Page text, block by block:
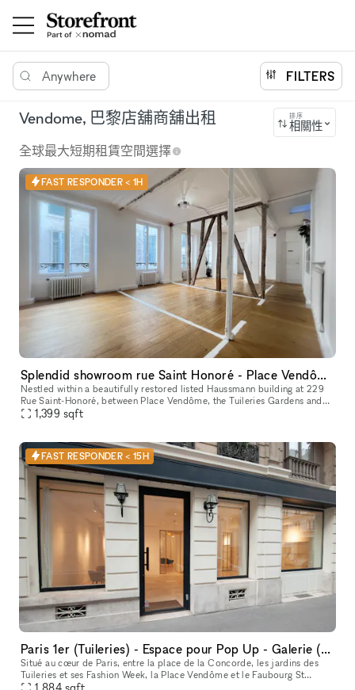
Anywhere FILTERS
Vendome, 巴黎店舖商舖出租 排序
相關性
全球最大短期租賃空間選擇
FAST RESPONDER < 1H
Splendid showroom rue Saint Honoré - Place Vendôme, in the heart of Paris fashion & culture district.
Nestled within a beautifully restored listed Haussmann building at 229
Rue Saint-Honoré, between Place Vendôme, the Tuileries Gardens and
the Louvre, 229LAB offers one of Paris' most prestigious addr
1,399 sqft
FAST RESPONDER < 15H
Paris 1er (Tuileries) - Espace pour Pop Up - Galerie (140 m2 + Sous sol 35 m2)
Situé au cœur de Paris, entre la place de la Concorde, les jardins des
Tuileries et ses Fashion Week, la Place Vendôme et le Faubourg St
Honoré, l’espace dispose d’une adresse unique à côté des hôtel
1,884 sqft